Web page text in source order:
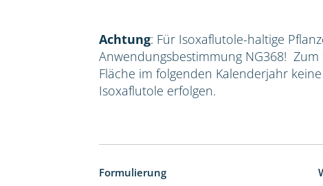
Achtung: Für Isoxaflutole-haltige
Anwendungsbestimmung NG368!
Fläche im folgenden Kalenderjahr
Isoxaflutole erfolgen.
Formulierung